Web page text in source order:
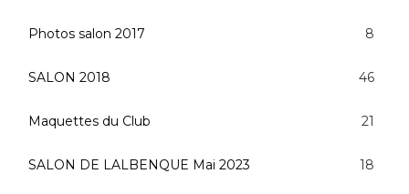
Photos salon 2017 8
SALON 2018 46
Maquettes du Club 21
SALON DE LALBENQUE Mai 2023 18